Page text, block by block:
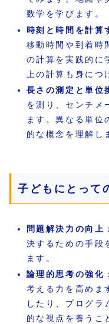
数学を学びます。
時刻と時間を計算
移動時間や到着時
の計算を実践的に
上の計算も身につ
長さの測定と単位
を測り、センチメ
ます。異なる単位
的な概念を理解し
子どもにとって
問題解決力の向上
決するための手段
ます。
論理的思考の強化
考える力を高めま
したり、プログラ
的な視点を養うこ